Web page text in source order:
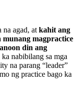
na agad, at kahit ang
munang magpractice
din ang
nabibilang sa mga
na parang “leader”
ng practice bago ka